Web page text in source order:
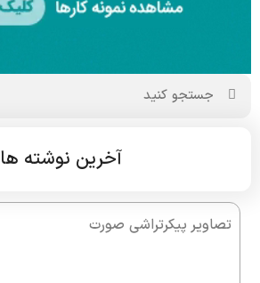
آخرین نوشته ها
تصاویر پیکرتراشی صورت